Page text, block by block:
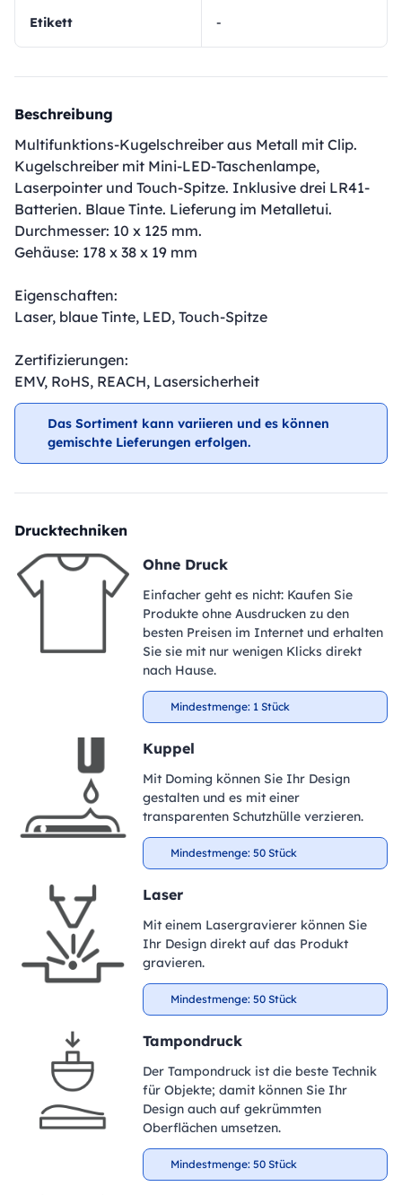
Etikett -
Beschreibung
Multifunktions-Kugelschreiber aus Metall mit Clip.
Kugelschreiber mit Mini-LED-Taschenlampe,
Laserpointer und Touch-Spitze. Inklusive drei LR41-
Batterien. Blaue Tinte. Lieferung im Metalletui.
Durchmesser: 10 x 125 mm.
Gehäuse: 178 x 38 x 19 mm
Eigenschaften:
Laser, blaue Tinte, LED, Touch-Spitze
Zertifizierungen:
EMV, RoHS, REACH, Lasersicherheit
Das Sortiment kann variieren und es können
gemischte Lieferungen erfolgen.
Drucktechniken
Ohne Druck
Einfacher geht es nicht: Kaufen Sie
Produkte ohne Ausdrucken zu den
besten Preisen im Internet und erhalten
Sie sie mit nur wenigen Klicks direkt
nach Hause.
Mindestmenge: 1 Stück
Kuppel
Mit Doming können Sie Ihr Design
gestalten und es mit einer
transparenten Schutzhülle verzieren.
Mindestmenge: 50 Stück
Laser
Mit einem Lasergravierer können Sie
Ihr Design direkt auf das Produkt
gravieren.
Mindestmenge: 50 Stück
Tampondruck
Der Tampondruck ist die beste Technik
für Objekte; damit können Sie Ihr
Design auch auf gekrümmten
Oberflächen umsetzen.
Mindestmenge: 50 Stück